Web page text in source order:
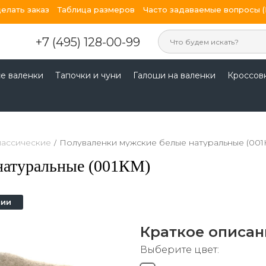
заказ Таблица размеров Часто задаваемые вопросы
+7 (495) 128-00-99
валенки Тапочки и чуни Галоши на валенки
/ Полуваленки мужские белые натуральные
(001КМ)
Краткое
Выберите цвет: